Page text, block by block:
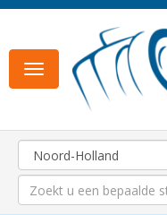
Toggle
navigation